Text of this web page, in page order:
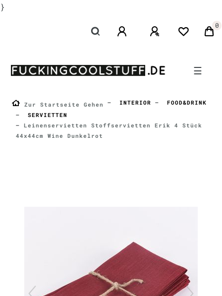
}
0
☰
Zur Startseite Gehen INTERIOR
FOOD&DRINK
SERVIETTEN
Leinenservietten Stoffservietten Erik 4 Stück
44x44cm Wine Dunkelrot